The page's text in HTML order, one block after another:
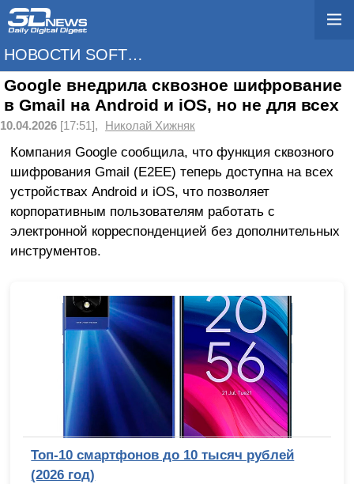
НОВОСТИ SOFTWARE
Google внедрила сквозное шифрование
в Gmail на Android и iOS, но не для всех
10.04.2026 [17:51], Николай Хижняк
Компания Google сообщила, что функция сквозного
шифрования Gmail (E2EE) теперь доступна на всех
устройствах Android и iOS, что позволяет
корпоративным пользователям работать с
электронной корреспонденцией без дополнительных
инструментов.
Топ-10 смартфонов до 10 тысяч рублей
(2026 год)